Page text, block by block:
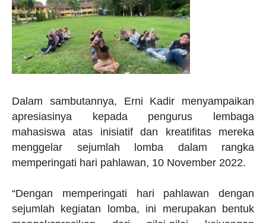
Dalam sambutannya, Erni Kadir menyampaikan
apresiasinya kepada pengurus lembaga
mahasiswa atas inisiatif dan kreatifitas mereka
menggelar sejumlah lomba dalam rangka
memperingati hari pahlawan, 10 November 2022.
“Dengan memperingati hari pahlawan dengan
sejumlah kegiatan lomba, ini merupakan bentuk